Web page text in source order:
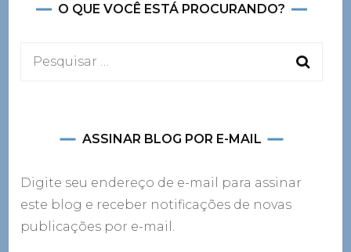
O QUE VOCÊ ESTÁ PROCURANDO?
Pesquisar
ASSINAR BLOG POR E-MAIL
Digite seu endereço de e-mail para assinar
este blog e receber notificações de novas
publicações por e-mail.